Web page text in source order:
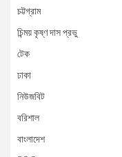
চট্টগ্রাম
চিন্ময় কৃষ্ণ দাস প্রভু
টেক
ঢাকা
নিউজবিট
বরিশাল
বাংলাদেশ